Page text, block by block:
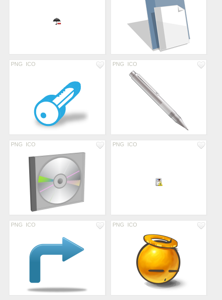
PNG ICO PNG ICO
PNG ICO PNG ICO
PNG ICO PNG ICO